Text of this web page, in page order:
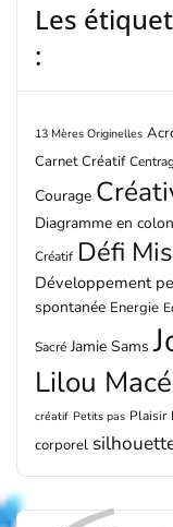
Les
:
13 Mères Originelles
Carnet Créatif
Courage
Diagramme en
Créatif Défi
Développement
spontanée Energie
Sacré Jamie Sams
Lilou Macé
créatif Petits pas Plaisir
corporel